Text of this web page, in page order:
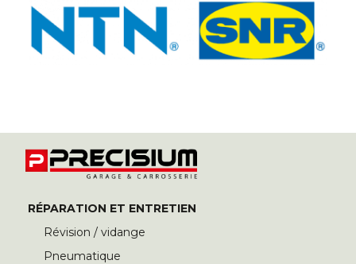
RÉPARATION ET ENTRETIEN
Révision / vidange
Pneumatique